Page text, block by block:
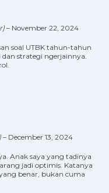
– November 22, 2024
soal UTBK tahun-tahun
strategi ngerjainnya.
– December 13, 2024
Anak saya yang tadinya
jadi optimis. Katanya
benar, bukan cuma